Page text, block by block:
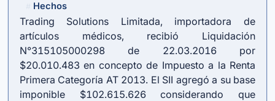
Hechos
Trading Solutions Limitada, importadora de
artículos médicos, recibió Liquidación
N°315105000298 de 22.03.2016 por
$20.010.483 en concepto de Impuesto a la Renta
Primera Categoría AT 2013. El SII agregó a su base
imponible $102.615.626 considerando que